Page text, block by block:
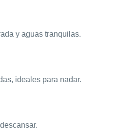
y aguas tranquilas.
ideales para nadar.